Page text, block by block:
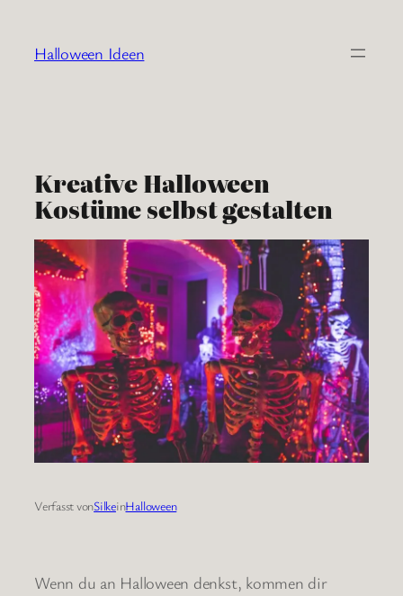
springen
Halloween Ideen
Kreative Halloween
Kostüme selbst gestalten
Verfasst vonSilkeinHalloween
Wenn du an Halloween denkst, kommen dir